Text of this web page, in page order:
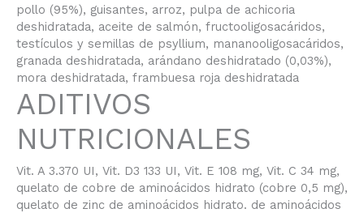
pollo (95%), guisantes, arroz, pulpa de achicoria
deshidratada, aceite de salmón, fructooligosacáridos,
testículos y semillas de psyllium, mananooligosacáridos,
granada deshidratada, arándano deshidratado (0,03%),
mora deshidratada, frambuesa roja deshidratada
ADITIVOS
NUTRICIONALES
Vit. A 3.370 UI, Vit. D3 133 UI, Vit. E 108 mg, Vit. C 34 mg,
quelato de cobre de aminoácidos hidrato (cobre 0,5 mg),
quelato de zinc de aminoácidos hidrato. de aminoácidos